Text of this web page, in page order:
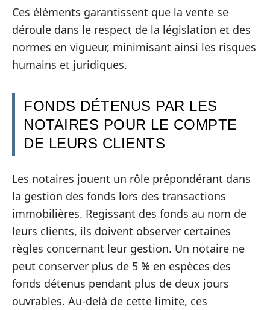
Ces éléments garantissent que la vente se
déroule dans le respect de la législation et des
normes en vigueur, minimisant ainsi les risques
humains et juridiques.
FONDS DÉTENUS PAR LES
NOTAIRES POUR LE COMPTE
DE LEURS CLIENTS
Les notaires jouent un rôle prépondérant dans
la gestion des fonds lors des transactions
immobilières. Regissant des fonds au nom de
leurs clients, ils doivent observer certaines
règles concernant leur gestion. Un notaire ne
peut conserver plus de 5 % en espèces des
fonds détenus pendant plus de deux jours
ouvrables. Au-delà de cette limite, ces